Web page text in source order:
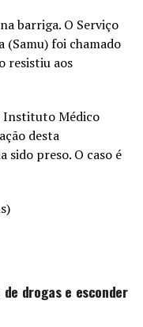
barriga. O Serviço
(Samu) foi chamado
resistiu aos
Instituto Médico
desta
sido preso. O caso é
drogas e esconder